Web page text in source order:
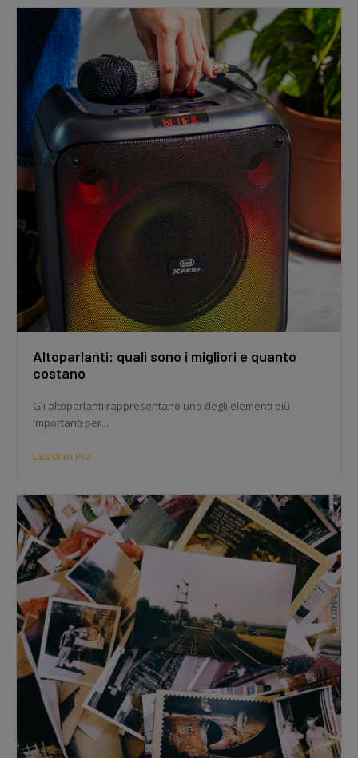
Altoparlanti: quali sono i migliori e quanto
costano
Gli altoparlanti rappresentano uno degli elementi più
importanti per...
LEGGI DI PIÙ